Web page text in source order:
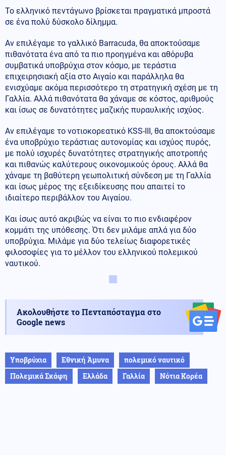
Το ελληνικό πεντάγωνο βρίσκεται πραγματικά μπροστά
σε ένα πολύ δύσκολο δίλημμα.
Αν επιλέγαμε το γαλλικό Barracuda, θα αποκτούσαμε
πιθανότατα ένα από τα πιο προηγμένα και αθόρυβα
συμβατικά υποβρύχια στον κόσμο, με τεράστια
επιχειρησιακή αξία στο Αιγαίο και παράλληλα θα
ενισχύαμε ακόμα περισσότερο τη στρατηγική σχέση με τη
Γαλλία. Αλλά πιθανότατα θα χάναμε σε κόστος, αριθμούς
και ίσως σε δυνατότητες μαζικής πυραυλικής ισχύος.
Αν επιλέγαμε το νοτιοκορεατικό KSS-III, θα αποκτούσαμε
ένα υποβρύχιο τεράστιας αυτονομίας και ισχύος πυρός,
με πολύ ισχυρές δυνατότητες στρατηγικής αποτροπής
και πιθανώς καλύτερους οικονομικούς όρους. Αλλά θα
χάναμε τη βαθύτερη γεωπολιτική σύνδεση με τη Γαλλία
και ίσως μέρος της εξειδίκευσης που απαιτεί το
ιδιαίτερο περιβάλλον του Αιγαίου.
Και ίσως αυτό ακριβώς να είναι το πιο ενδιαφέρον
κομμάτι της υπόθεσης. Ότι δεν μιλάμε απλά για δύο
υποβρύχια. Μιλάμε για δύο τελείως διαφορετικές
φιλοσοφίες για το μέλλον του ελληνικού πολεμικού
ναυτικού.
Ακολουθήστε το Πενταπόσταγμα στο
Google news
Υποβρύχια Εθνική Άμυνα
πολεμικό ναυτικό
Πολεμικά Σκάφη
Ελλάδα Γαλλία Νότια Κορέα